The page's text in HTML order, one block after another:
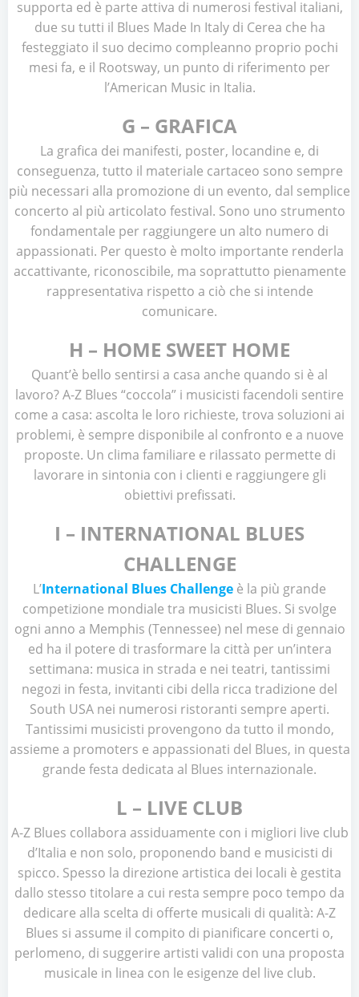
supporta ed è parte attiva di numerosi festival italiani,
due su tutti il Blues Made In Italy di Cerea che ha
festeggiato il suo decimo compleanno proprio pochi
mesi fa, e il Rootsway, un punto di riferimento per
l’American Music in Italia.
G – GRAFICA
La grafica dei manifesti, poster, locandine e, di
conseguenza, tutto il materiale cartaceo sono sempre
più necessari alla promozione di un evento, dal semplice
concerto al più articolato festival. Sono uno strumento
fondamentale per raggiungere un alto numero di
appassionati. Per questo è molto importante renderla
accattivante, riconoscibile, ma soprattutto pienamente
rappresentativa rispetto a ciò che si intende
comunicare.
H – HOME SWEET HOME
Quant’è bello sentirsi a casa anche quando si è al
lavoro? A-Z Blues “coccola” i musicisti facendoli sentire
come a casa: ascolta le loro richieste, trova soluzioni ai
problemi, è sempre disponibile al confronto e a nuove
proposte. Un clima familiare e rilassato permette di
lavorare in sintonia con i clienti e raggiungere gli
obiettivi prefissati.
I – INTERNATIONAL BLUES
CHALLENGE
L’International Blues Challenge è la più grande
competizione mondiale tra musicisti Blues. Si svolge
ogni anno a Memphis (Tennessee) nel mese di gennaio
ed ha il potere di trasformare la città per un’intera
settimana: musica in strada e nei teatri, tantissimi
negozi in festa, invitanti cibi della ricca tradizione del
South USA nei numerosi ristoranti sempre aperti.
Tantissimi musicisti provengono da tutto il mondo,
assieme a promoters e appassionati del Blues, in questa
grande festa dedicata al Blues internazionale.
L – LIVE CLUB
A-Z Blues collabora assiduamente con i migliori live club
d’Italia e non solo, proponendo band e musicisti di
spicco. Spesso la direzione artistica dei locali è gestita
dallo stesso titolare a cui resta sempre poco tempo da
dedicare alla scelta di offerte musicali di qualità: A-Z
Blues si assume il compito di pianificare concerti o,
perlomeno, di suggerire artisti validi con una proposta
musicale in linea con le esigenze del live club.